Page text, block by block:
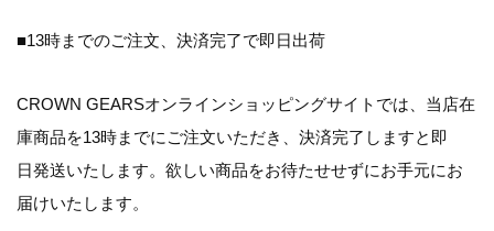
■13時までのご注文、決済完了で即日出荷
CROWN GEARSオンラインショッピングサイトでは、当店在
庫商品を13時までにご注文いただき、決済完了しますと即
日発送いたします。欲しい商品をお待たせせずにお手元にお
届けいたします。